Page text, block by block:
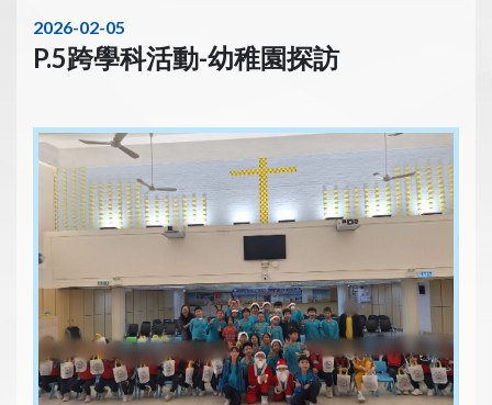
2026-02-05
P.5跨學科活動-幼稚園探訪